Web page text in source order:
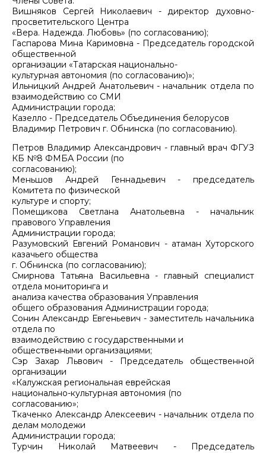
Вишняков Сергей Николаевич - директор духовно-
просветительского Центра
«Вера. Надежда. Любовь» (по согласованию);
Гаспарова Мина Каримовна - Председатель городской
общественной
организации «Татарская национально-
культурная автономия (по согласованию)»;
Ильницкий Андрей Анатольевич - начальник отдела по
взаимодействию со СМИ
Администрации города;
Казелло - Председатель Объединения белорусов
Владимир Петрович г. Обнинска (по согласованию).
Петров Владимир Александрович - главный врач ФГУЗ
КБ №8 ФМБА России (по
согласованию);
Меньшов Андрей Геннадьевич - председатель
Комитета по физической
культуре и спорту;
Помещикова Светлана Анатольевна - начальник
правового Управления
Администрации города;
Разумовский Евгений Романович - атаман Хуторского
казачьего общества
г. Обнинска (по согласованию);
Смирнова Татьяна Васильевна - главный специалист
отдела мониторинга и
анализа качества образования Управления
общего образования Администрации города;
Сонин Александр Евгеньевич - заместитель начальника
отдела по
взаимодействию с государственными и
общественными организациями;
Сэр Захар Львович - Председатель общественной
организации
«Калужская региональная еврейская
национально-культурная автономия (по
согласованию»;
Ткаченко Александр Алексеевич - начальник отдела по
делам молодежи
Администрации города;
Турчин Николай Матвеевич - Председатель